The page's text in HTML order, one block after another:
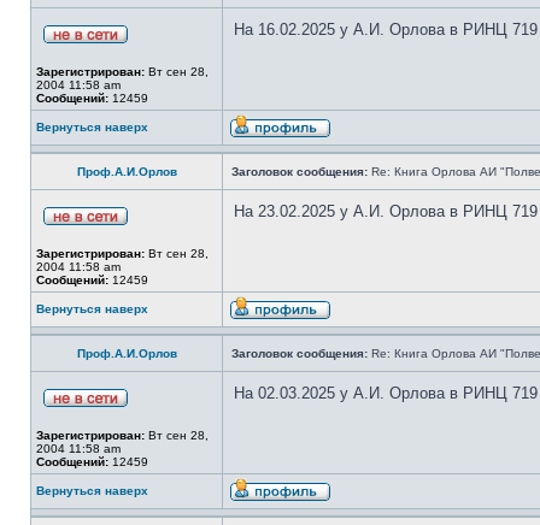
Зарегистрирован: Вт сен 28,
2004 11:58 am
Сообщений: 12459
На 16.02.2025 у А.И. Орлова в РИНЦ 719
Вернуться наверх
Проф.А.И.Орлов Заголовок сообщения: Re: Книга Орлова АИ
Зарегистрирован: Вт сен 28,
2004 11:58 am
Сообщений: 12459
На 23.02.2025 у А.И. Орлова в РИНЦ 719
Вернуться наверх
Проф.А.И.Орлов Заголовок сообщения: Re: Книга Орлова АИ
Зарегистрирован: Вт сен 28,
2004 11:58 am
Сообщений: 12459
На 02.03.2025 у А.И. Орлова в РИНЦ 719
Вернуться наверх